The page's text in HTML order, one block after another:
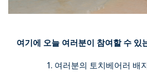
여기에 오늘 여러분이 참여할 수 있
1. 여러분의 토치베어러 배